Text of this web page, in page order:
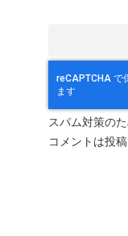
スパム対策の
コメントは投稿